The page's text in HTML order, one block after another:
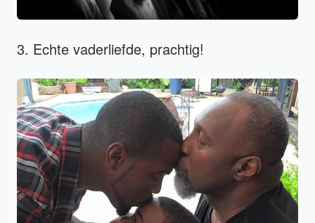
3. Echte vaderliefde, prachtig!